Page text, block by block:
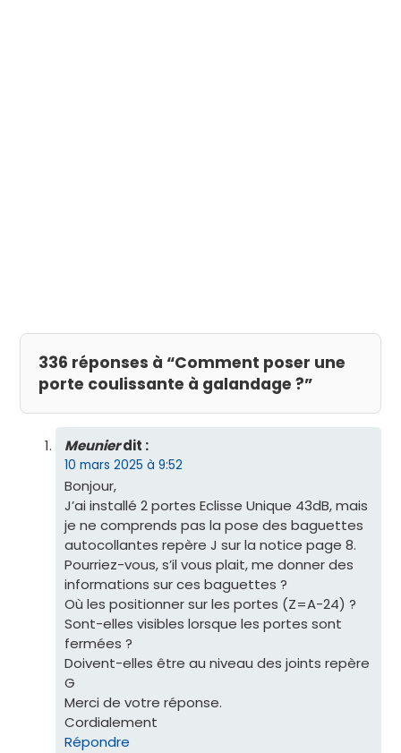
336 réponses à “Comment poser une
porte coulissante à galandage ?”
Meunierdit :
10 mars 2025 à 9:52
Bonjour,
J’ai installé 2 portes Eclisse Unique 43dB, mais
je ne comprends pas la pose des baguettes
autocollantes repère J sur la notice page 8.
Pourriez-vous, s’il vous plait, me donner des
informations sur ces baguettes ?
Où les positionner sur les portes (Z=A-24) ?
Sont-elles visibles lorsque les portes sont
fermées ?
Doivent-elles être au niveau des joints repère
G
Merci de votre réponse.
Cordialement
Répondre